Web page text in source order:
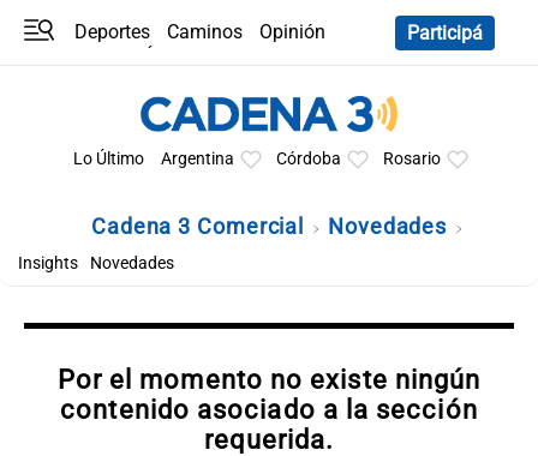
Deportes Caminos
Opinión
Participá
Lo Último Argentina Córdoba Rosario
Cadena 3 Comercial Novedades
Insights Novedades
Por el momento no existe ningún
contenido asociado a la sección
requerida.